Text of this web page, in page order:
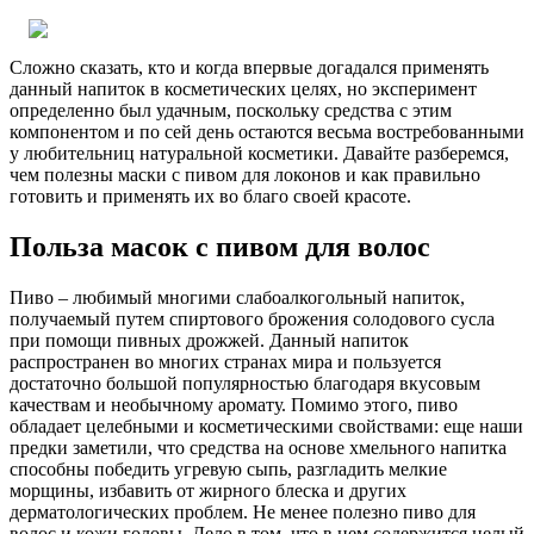
Сложно сказать, кто и когда впервые догадался применять
данный напиток в косметических целях, но эксперимент
определенно был удачным, поскольку средства с этим
компонентом и по сей день остаются весьма востребованными
у любительниц натуральной косметики. Давайте разберемся,
чем полезны маски с пивом для локонов и как правильно
готовить и применять их во благо своей красоте.
Польза масок с пивом для волос
Пиво – любимый многими слабоалкогольный напиток,
получаемый путем спиртового брожения солодового сусла
при помощи пивных дрожжей. Данный напиток
распространен во многих странах мира и пользуется
достаточно большой популярностью благодаря вкусовым
качествам и необычному аромату. Помимо этого, пиво
обладает целебными и косметическими свойствами: еще наши
предки заметили, что средства на основе хмельного напитка
способны победить угревую сыпь, разгладить мелкие
морщины, избавить от жирного блеска и других
дерматологических проблем. Не менее полезно пиво для